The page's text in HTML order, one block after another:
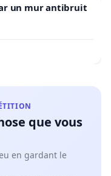
un mur antibruit
que vous
en gardant le